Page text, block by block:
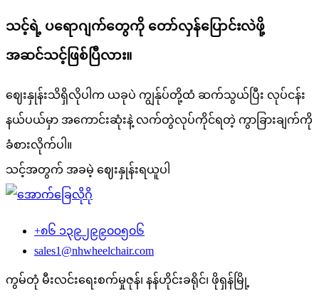
သင့်ရဲ့ ပရောဂျက်တွေကို တော်လှန်ပြောင်းလဲဖို့
အဆင်သင့်ဖြစ်ပြီလား။
ဈေးနှုန်းသိရှိလိုပါက ယခုပဲ ကျွန်ုပ်တို့ထံ ဆက်သွယ်ပြီး လုပ်ငန်း
နယ်ပယ်မှာ အကောင်းဆုံးနဲ့ လက်တွဲလုပ်ကိုင်ရတဲ့ ကွာခြားချက်ကို
ခံစားလိုက်ပါ။
သင့်အတွက် အခမဲ့ ဈေးနှုန်းရယူပါ
+၈၆ ၁၃၉၂၉၉၀၀၅၀၆
sales1@nhwheelchair.com
ကွမ်တုံ မီးလင်းရေးစက်မှုဇုန်၊ နန်ဟိုင်းခရိုင်၊ ဖိုရှန်မြို့